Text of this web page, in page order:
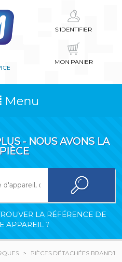
S'IDENTIFIER
MON PANIER
Menu
- NOUS AVONS LA
PIÈCE
LA RÉFÉRENCE DE
APPAREIL ?
PIÈCES DÉTACHÉES BRANDT